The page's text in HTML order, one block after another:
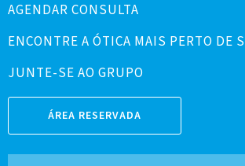
AGENDAR CONSULTA
ENCONTRE A ÓTICA MAIS PERTO DE
JUNTE-SE AO GRUPO
ÁREA RESERVADA